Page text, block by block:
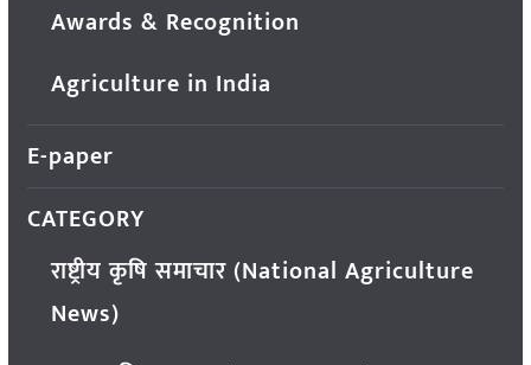
Awards & Recognition
Agriculture in India
E-paper
CATEGORY
राष्ट्रीय कृषि समाचार (National Agriculture
News)